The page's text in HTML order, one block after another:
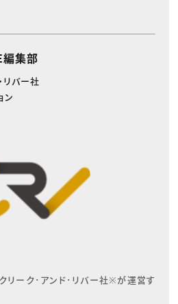
集部
リバー社
ン
リーク･アンド･リバー社※が運営す